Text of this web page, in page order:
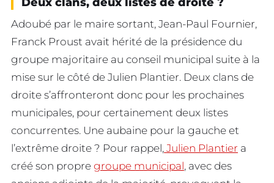
Adoubé par le maire sortant, Jean-Paul Fournier,
Franck Proust avait hérité de la présidence du
groupe majoritaire au conseil municipal suite à la
mise sur le côté de Julien Plantier. Deux clans de
droite s’affronteront donc pour les prochaines
municipales, pour certainement deux listes
concurrentes. Une aubaine pour la gauche et
l’extrême droite ? Pour rappel, Julien Plantier a
créé son propre groupe municipal, avec des